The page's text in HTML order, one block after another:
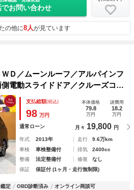
お問い合わせ
の他に8人が見ています
／ムーンルーフ／アルパインフ
電動スライドドア／クルーズコン
ー／ＥＴＣ／純正ナビ／Ｂｌｕｅ
地デジ／純正ＡＷ
支払総額(税込)
98 万円
本体価格
79.8
万円
諸費用
18.2
万円
通常ローン 月々 19,800 円
年式 2013年 走行
9.6万km
車検
車検整備付 排気
2400cc
整備
法定整備付 修復
なし
保証
保証付 (1ヶ月・走行無制限)
定 OBD診断済み
オンライン商談可